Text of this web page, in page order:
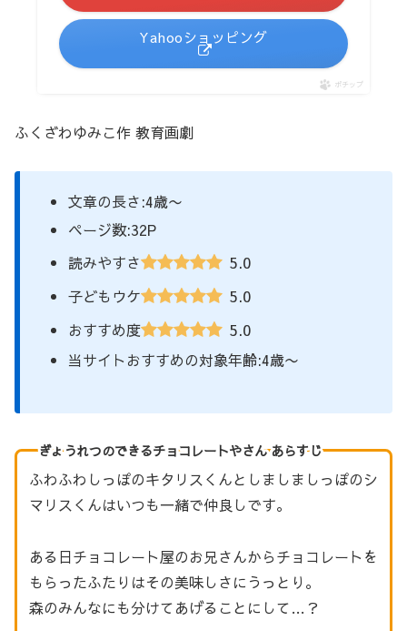
Yahooショッピング
ポチップ
ふくざわゆみこ作 教育画劇
文章の長さ:4歳〜
ページ数:32P
読みやすさ
5.0
子どもウケ 5.0
おすすめ度 5.0
当サイトおすすめの対象年齢:4歳〜
ぎょうれつのできるチョコレートやさん あらすじ
ふわふわしっぽのキタリスくんとしましましっぽのシ
マリスくんはいつも一緒で仲良しです。
ある日チョコレート屋のお兄さんからチョコレートを
もらったふたりはその美味しさにうっとり。
森のみんなにも分けてあげることにして…？